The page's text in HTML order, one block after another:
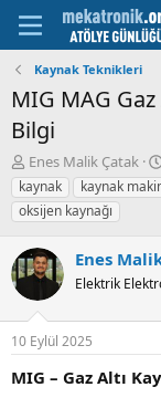
Kaynak Teknikleri
MIG MAG
Bilgi
K
o
n
u
u
b
a
ş
a
t
Enes Malik Çatak
kaynak
kaynak
oksijen kaynağı
Enes
Elektrik
10 Eylül 2025
MIG – Gaz Altı